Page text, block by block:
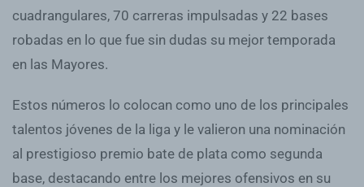
cuadrangulares, 70 carreras impulsadas y 22 bases
robadas en lo que fue sin dudas su mejor temporada
en las Mayores.
Estos números lo colocan como uno de los principales
talentos jóvenes de la liga y le valieron una nominación
al prestigioso premio bate de plata como segunda
base, destacando entre los mejores ofensivos en su